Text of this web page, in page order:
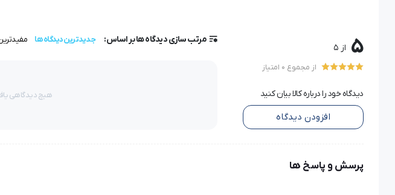
طراحی و ساخت:
کاربرد و کارایی:
5 از 5
از مجموع 0 امتیاز
دیدگاه خود را درباره کالا بیان کنید
افزودن دیدگاه
مرتب سازی دیدگاه ها بر اساس: جدیدترین دیدگاه ها
هیچ دیدگاهی
پرسش و پاسخ ها